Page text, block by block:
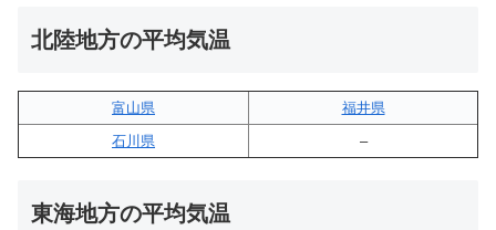
北陸地方の平均気温
富山県
福井県
石川県
–
東海地方の平均気温